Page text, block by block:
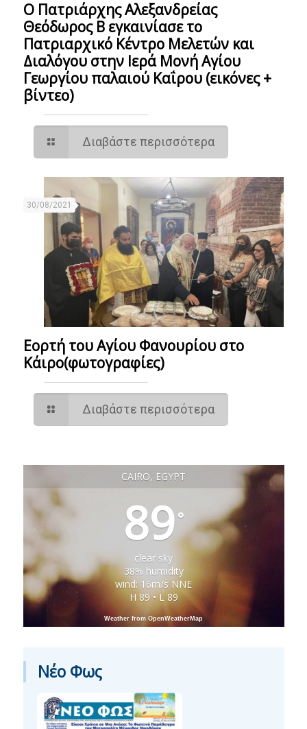
Ο Πατριάρχης Αλεξανδρείας
Θεόδωρος Β εγκαινίασε το
Πατριαρχικό Κέντρο Μελετών και
Διαλόγου στην Ιερά Μονή Αγίου
Γεωργίου παλαιού Καΐρου (εικόνες +
βίντεο)
Διαβάστε περισσότερα
30/08/2021
Εορτή του Αγίου Φανουρίου στο
Κάιρο(φωτογραφίες)
Διαβάστε περισσότερα
CAIRO, EGYPT
89°
clear sky
38% humidity
wind: 16m/s NNE
H 89 • L 89
Weather from OpenWeatherMap
Νέο Φως